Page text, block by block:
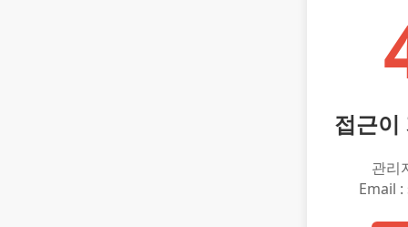
접근이
관리
Email